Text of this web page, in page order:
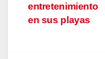
entretenimiento
en sus playas